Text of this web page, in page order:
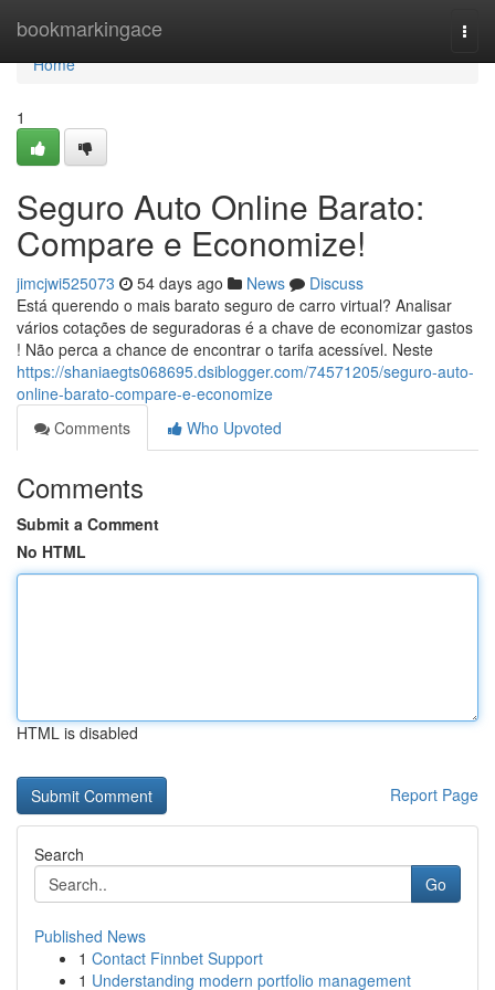
bookmarkingace
Home
Home
1
Seguro Auto Online Barato:
Compare e Economize!
jimcjwi525073 54 days ago News
Discuss
Está querendo o mais barato seguro de carro virtual? Analisar
vários cotações de seguradoras é a chave de economizar gastos
! Não perca a chance de encontrar o tarifa acessível. Neste
https://shaniaegts068695.dsiblogger.com/74571205/seguro-auto-
online-barato-compare-e-economize
Comments
Who Upvoted
Comments
Submit a Comment
No HTML
HTML is disabled
Report Page
Search
Go
Published News
1 Contact Finnbet Support
1 Understanding modern portfolio management